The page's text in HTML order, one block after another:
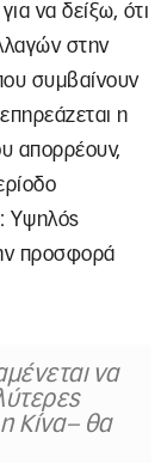
να δείξω, ότι
στην
συμβαίνουν
η
απορρέουν,
Υψηλός
προσφορά
να
Κίνα– θα